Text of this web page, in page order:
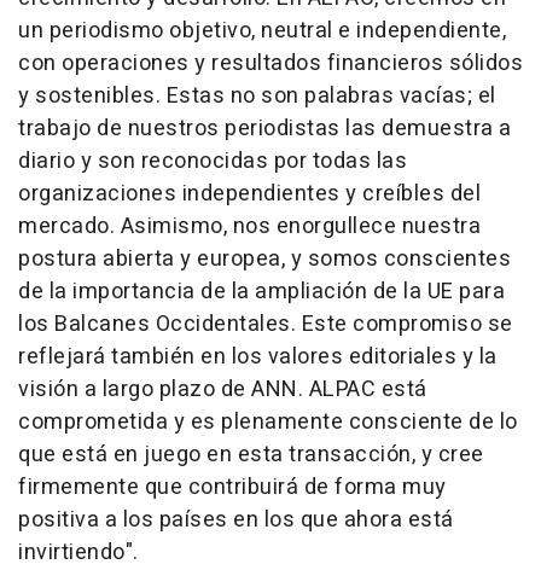
un periodismo objetivo, neutral e independiente,
con operaciones y resultados financieros sólidos
y sostenibles. Estas no son palabras vacías; el
trabajo de nuestros periodistas las demuestra a
diario y son reconocidas por todas las
organizaciones independientes y creíbles del
mercado. Asimismo, nos enorgullece nuestra
postura abierta y europea, y somos conscientes
de la importancia de la ampliación de la UE para
los Balcanes Occidentales. Este compromiso se
reflejará también en los valores editoriales y la
visión a largo plazo de ANN. ALPAC está
comprometida y es plenamente consciente de lo
que está en juego en esta transacción, y cree
firmemente que contribuirá de forma muy
positiva a los países en los que ahora está
invirtiendo".